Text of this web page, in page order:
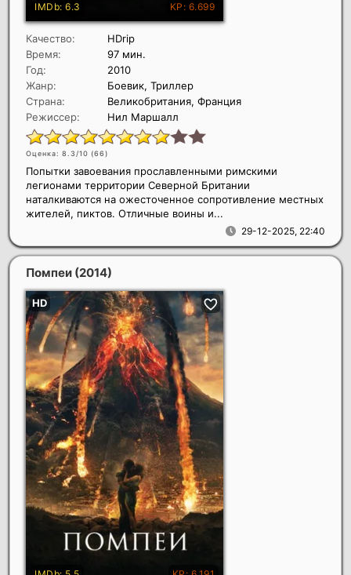
Качество:
HDrip
Время:
97 мин.
Год:
2010
Жанр:
Боевик, Триллер
Страна:
Великобритания, Франция
Режиссер:
Нил Маршалл
Оценка: 8.3/10 (66)
29-12-2025, 22:40
Попытки завоевания прославленными римскими
легионами территории Северной Британии
наталкиваются на ожесточенное сопротивление местных
жителей, пиктов. Отличные воины и...
Помпеи (2014)